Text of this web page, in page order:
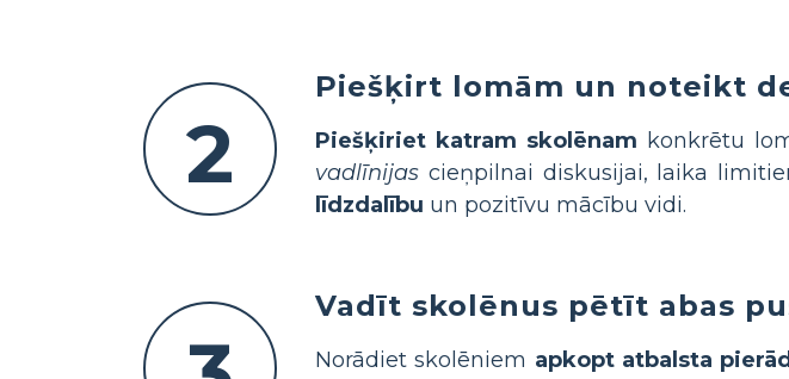
2
Piešķirt lomām un noteikt
Piešķiriet katram skolēnam konkrētu
vadlīnijas cieņpilnai diskusijai, laika
līdzdalību un pozitīvu mācību vidi.
Vadīt skolēnus pētīt abas
Norādiet skolēniem apkopt atbalsta